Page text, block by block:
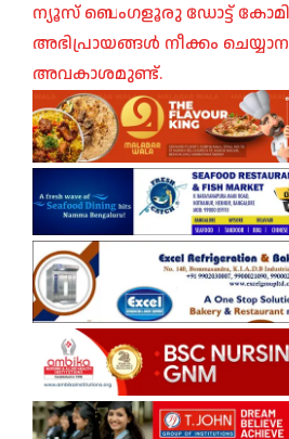
ന്യൂസ് ബെംഗളൂരു ഡോട്ട്
അഭിപ്രായങ്ങൾ നീക്കം
അവകാശമുണ്ട്.